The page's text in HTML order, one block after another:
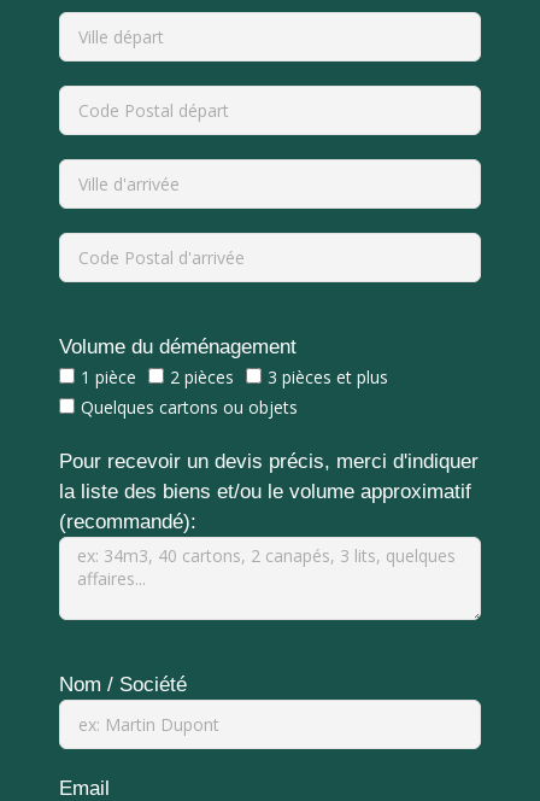
Volume du déménagement
1 pièce
2 pièces
3 pièces et plus
Quelques cartons ou objets
Pour recevoir un devis précis, merci d'indiquer
la liste des biens et/ou le volume approximatif
(recommandé):
Nom / Société
Email